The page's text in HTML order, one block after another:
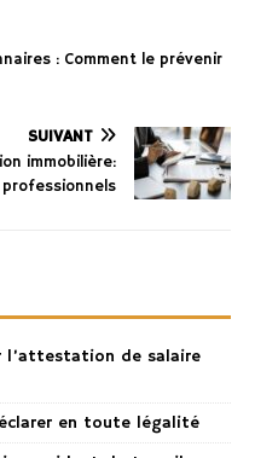
: Comment le prévenir
SUIVANT
immobilière:
l’attestation de salaire
en toute légalité